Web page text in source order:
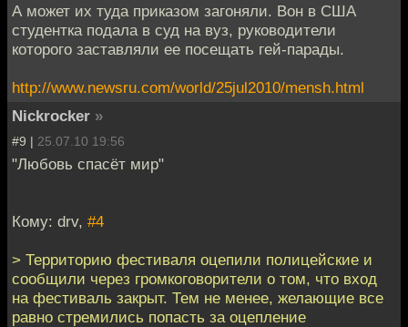
А может их туда приказом загоняли. Вон в США
студентка подала в суд на вуз, руководители
которого заставляли ее посещать гей-парады.
http://www.newsru.com/world/25jul2010/mensh.html
Nickrocker »
#9 | 25.07.10 19:56
"Любовь спасёт мир"
Кому: drv, #4
> Территорию фестиваля оцепили полицейские и
сообщили через громкоговорители о том, что вход
на фестиваль закрыт. Тем не менее, желающие все
равно стремились попасть за оцепление